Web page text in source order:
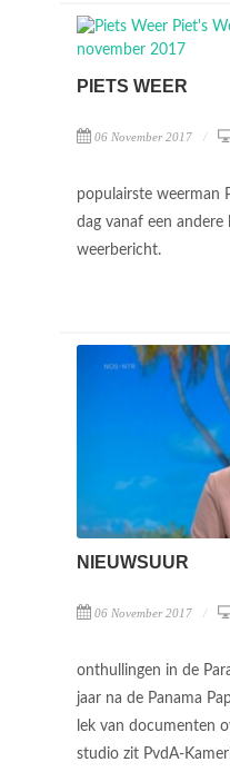
PIETS WEER
06 November 2017
populairste weerman
dag vanaf een
weerbericht.
NIEUWSUUR
06 November 2017
onthullingen in de
jaar na de Panama
lek van documenten
studio zit PvdA-